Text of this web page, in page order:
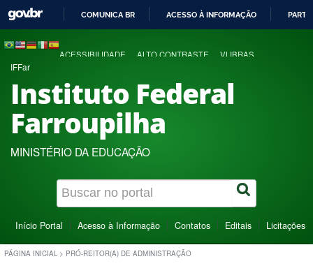
COMUNICA BR ACESSO À INFORMAÇÃO
ACESSIBILIDADE ALTO CONTRASTE VLIBRAS
IFFar
Instituto Federal
Farroupilha
MINISTÉRIO DA EDUCAÇÃO
Início Portal Acesso à Informação Contatos Editais Licitações
PÁGINA INICIAL > PRÓ-REITOR(A) DE ADMINISTRAÇÃO